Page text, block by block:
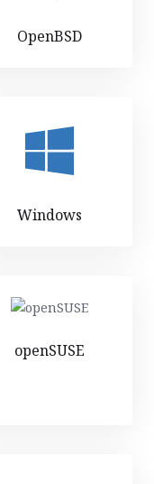
OpenBSD
Windows
openSUSE